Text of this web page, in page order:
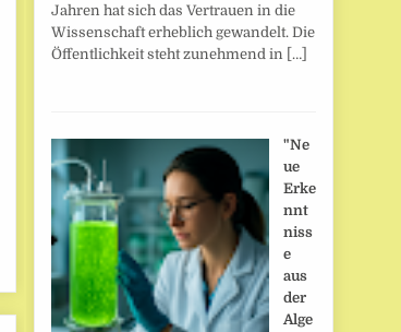
Jahren hat sich das Vertrauen in die
Wissenschaft erheblich gewandelt. Die
Öffentlichkeit steht zunehmend in […]
"Ne
ue
Erke
nnt
niss
e
aus
der
Alge